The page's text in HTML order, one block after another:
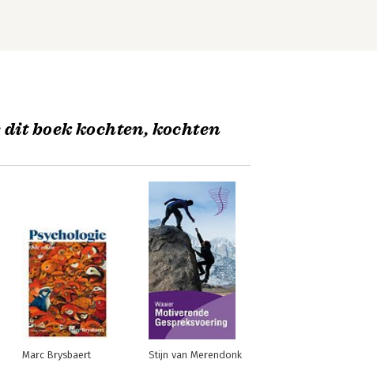
boek kochten, kochten
Marc Brysbaert Stijn van Merendonk